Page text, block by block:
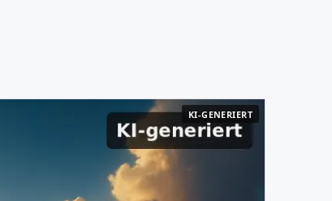
KI-GENERIERT